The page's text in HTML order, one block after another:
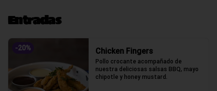
Entradas
-20% Chicken Fingers
Pollo crocante acompañado de
nuestra deliciosas salsas BBQ, mayo
chipotle y honey mustard.